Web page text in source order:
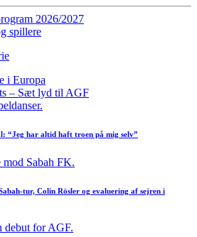
2026/2027
spillere
i Europa
– Sæt lyd til AGF
“Jeg har altid haft troen på mig selv”
tur, Colin Rösler og evaluering af sejren i